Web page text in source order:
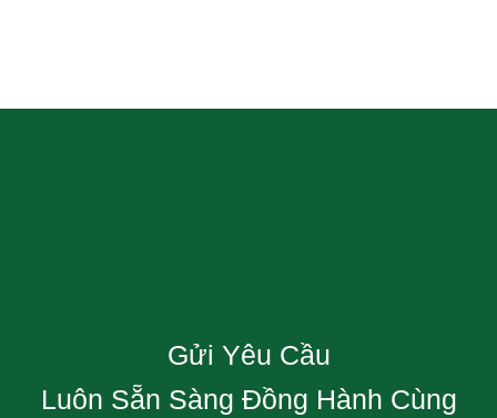
Gửi Yêu Cầu
Luôn Sẵn Sàng Đồng Hành Cùng